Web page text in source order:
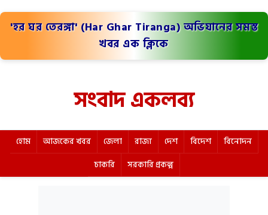
'হর ঘর তেরঙ্গা' (Har Ghar Tiranga) অভিযানের সমস্ত
খবর এক ক্লিকে
সংবাদ একলব্য
হোম আজকের খবর জেলা রাজ্য দেশ বিদেশ
বিনোদন
চাকরি
সরকারি প্রকল্প